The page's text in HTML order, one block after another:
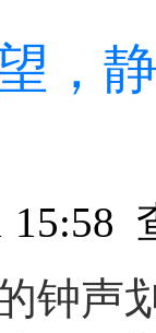
，
15:58
钟声